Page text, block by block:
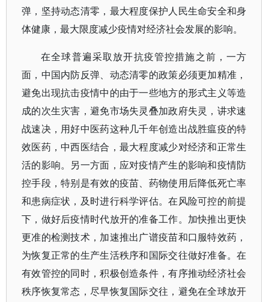
弹，坚持动态清零，最大程度保护人民生命安全和身
体健康，最大限度减少疫情对经济社会发展的影响。
在全球普遍采取放开抗疫管控措施之前，一方
面，中国内防反弹、动态清零的政策必须更加精准，
避免出现抗击疫情中的由于一些地方的形式主义等造
成的次生灾害，避免市场失灵叠加政府失灵，讲求速
战速决，用好中医药这种几千年创造出战胜瘟疫的特
效医药，中西医结合，最大程度减少对经济和正常生
活的影响。另一方面，应对疫情产生的影响和疫情防
控手段，特别是有效的疫苗、药物使用后降低死亡率
和患病症状，及时进行科学评估。在风险可控的前提
下，做好后疫情时代放开的准备工作。加快推出更快
更准的检测技术，加速推出广谱疫苗和口服特效药，
为恢复正常的生产生活秩序和国际交往做好准备。在
有效管控的同时，积极创造条件，有序推动经济社会
秩序恢复常态，尽早恢复国际交往，避免在全球放开